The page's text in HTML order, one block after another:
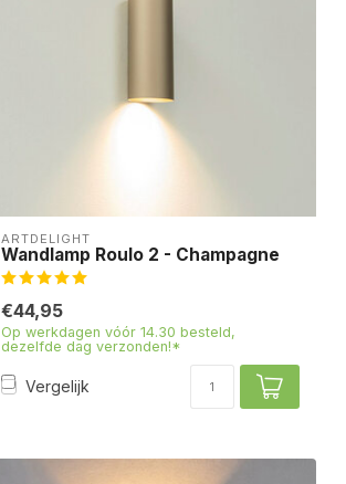
ARTDELIGHT
Wandlamp Roulo 2 - Champagne
€44,95
Op werkdagen vóór 14.30 besteld,
dezelfde dag verzonden!*
Vergelijk